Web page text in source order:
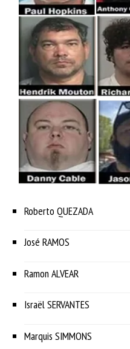
Roberto QUEZADA
José RAMOS
Ramon ALVEAR
Israël SERVANTES
Marquis SIMMONS